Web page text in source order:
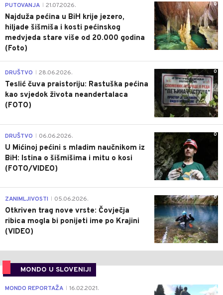
0
PUTOVANJA 21.07.2026.
Najduža pećina u BiH krije jezero,
hiljade šišmiša i kosti pećinskog
medvjeda stare više od 20.000 godina
(Foto)
0
DRUŠTVO 28.06.2026.
Teslić čuva praistoriju: Rastuška pećina
kao svjedok života neandertalaca
(FOTO)
0
DRUŠTVO 06.06.2026.
U Mićinoj pećini s mladim naučnikom iz
BiH: Istina o šišmišima i mitu o kosi
(FOTO/VIDEO)
0
ZANIMLJIVOSTI 05.06.2026.
Otkriven trag nove vrste: Čovječja
ribica mogla bi ponijeti ime po Krajini
(VIDEO)
MONDO U SLOVENIJI
4
MONDO REPORTAŽA 16.02.2021.